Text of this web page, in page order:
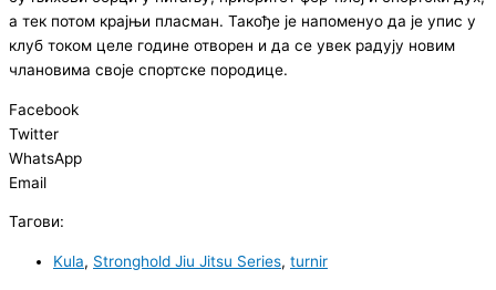
а тек потом крајњи пласман. Такође је напоменуо да је упис у
клуб током целе године отворен и да се увек радују новим
члановима своје спортске породице.
Facebook
Twitter
WhatsApp
Email
Тагови:
Kula, Stronghold Jiu Jitsu Series, turnir